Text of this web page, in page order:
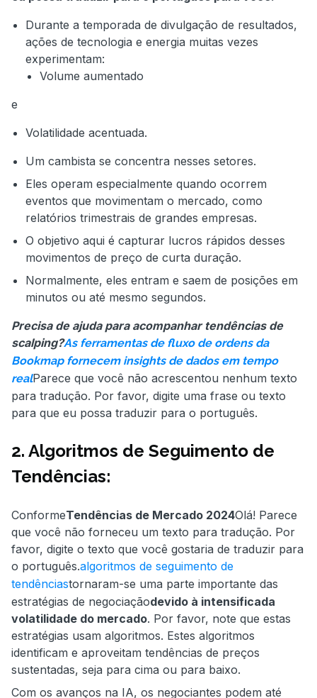
Durante a temporada de divulgação de resultados,
ações de tecnologia e energia muitas vezes
experimentam:
Volume aumentado
e
Volatilidade acentuada.
Um cambista se concentra nesses setores.
Eles operam especialmente quando ocorrem
eventos que movimentam o mercado, como
relatórios trimestrais de grandes empresas.
O objetivo aqui é capturar lucros rápidos desses
movimentos de preço de curta duração.
Normalmente, eles entram e saem de posições em
minutos ou até mesmo segundos.
Precisa de ajuda para acompanhar tendências de
scalping?As ferramentas de fluxo de ordens da
Bookmap fornecem insights de dados em tempo
realParece que você não acrescentou nenhum texto
para tradução. Por favor, digite uma frase ou texto
para que eu possa traduzir para o português.
2. Algoritmos de Seguimento de
Tendências:
ConformeTendências de Mercado 2024Olá! Parece
que você não forneceu um texto para tradução. Por
favor, digite o texto que você gostaria de traduzir para
o português.algoritmos de seguimento de
tendênciastornaram-se uma parte importante das
estratégias de negociaçãodevido à intensificada
volatilidade do mercado. Por favor, note que estas
estratégias usam algoritmos. Estes algoritmos
identificam e aproveitam tendências de preços
sustentadas, seja para cima ou para baixo.
Com os avanços na IA, os negociantes podem até